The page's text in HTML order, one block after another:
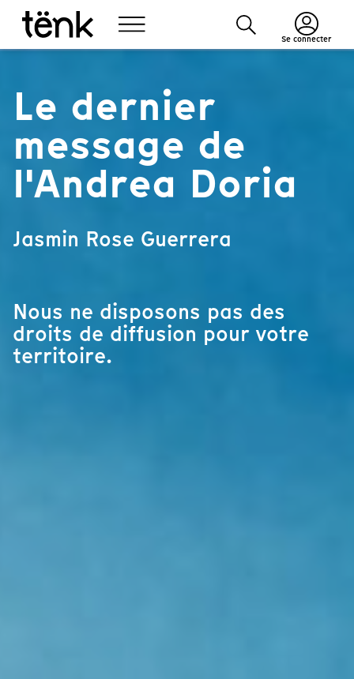
Se connecter
Le dernier
message de
l'Andrea Doria
Jasmin Rose Guerrera
Nous ne disposons pas des
droits de diffusion pour votre
territoire.